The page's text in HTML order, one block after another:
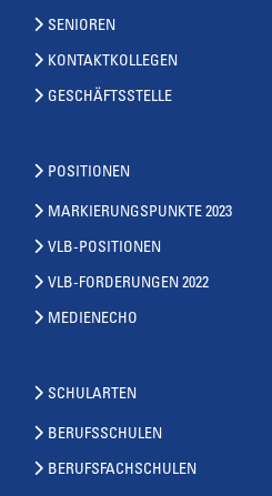
SENIOREN
KONTAKTKOLLEGEN
GESCHÄFTSSTELLE
POSITIONEN
MARKIERUNGSPUNKTE 2023
VLB-POSITIONEN
VLB-FORDERUNGEN 2022
MEDIENECHO
SCHULARTEN
BERUFSSCHULEN
BERUFSFACHSCHULEN